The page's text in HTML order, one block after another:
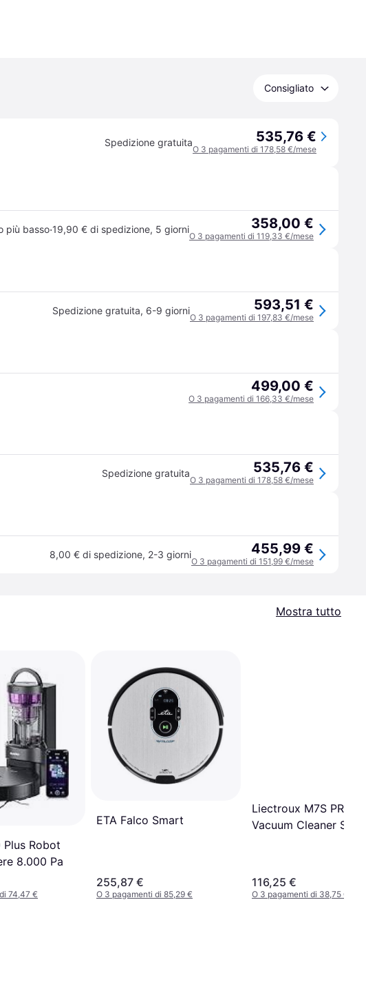
Consigliato
Spedizione gratuita 535,76 €
O 3 pagamenti di 178,58 €/mese
più basso·19,90 € di spedizione, 5 giorni 358,00 €
O 3 pagamenti di 119,33 €/mese
Spedizione gratuita, 6-9 giorni 593,51 €
O 3 pagamenti di 197,83 €/mese
499,00 €
O 3 pagamenti di 166,33 €/mese
Spedizione gratuita 535,76 €
O 3 pagamenti di 178,58 €/mese
8,00 € di spedizione, 2-3 giorni 455,99 €
O 3 pagamenti di 151,99 €/mese
Mostra tutto
Plus Robot
8.000 Pa
74,47 €
ETA Falco Smart
255,87 €
O 3 pagamenti di 85,29 €
Liectroux M7S PRO
Vacuum Cleaner
116,25 €
O 3 pagamenti di 38,75 €